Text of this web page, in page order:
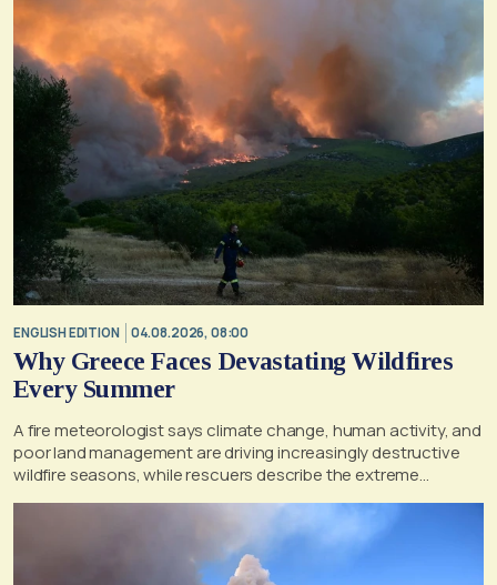
ENGLISH EDITION 04.08.2026, 08:00
Why Greece Faces Devastating Wildfires
Every Summer
A fire meteorologist says climate change, human activity, and
poor land management are driving increasingly destructive
wildfire seasons, while rescuers describe the extreme